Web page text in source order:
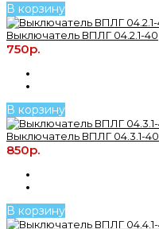
В корзину
Выключатель ВПЛГ 04.2.1-40
750р.
В корзину
Выключатель ВПЛГ 04.3.1-40
850р.
В корзину